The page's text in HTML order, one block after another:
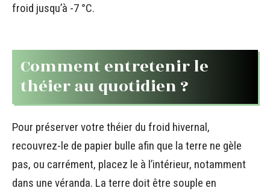
froid jusqu’à -7 °C.
Comment entretenir le
théier au quotidien ?
Pour préserver votre théier du froid hivernal,
recouvrez-le de papier bulle afin que la terre ne gèle
pas, ou carrément, placez le à l’intérieur, notamment
dans une véranda. La terre doit être souple en